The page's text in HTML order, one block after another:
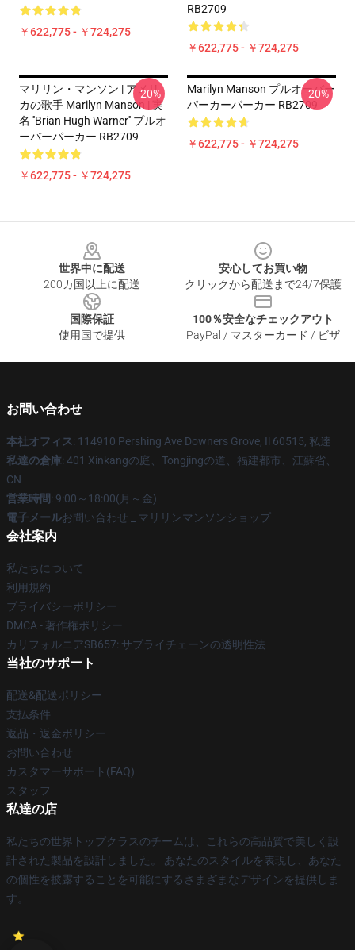
￥622,775 - ￥724,275
RB2709
￥622,775 - ￥724,275
マリリン・マンソン | アメリ
カの歌手 Marilyn Manson | 実
名 ''Brian Hugh Warner'' プルオ
ーバーパーカー RB2709
￥622,775 - ￥724,275
-20%
Marilyn Manson プルオーバー
パーカーパーカー RB2709
￥622,775 - ￥724,275
-20%
世界中に配送
200カ国以上に配送
安心してお買い物
クリックから配送まで24/7保護
国際保証
使用国で提供
100％安全なチェックアウト
PayPal / マスターカード / ビザ
お問い合わせ
本社オフィス: 114910 Pershing Ave Downers Grove, Il 60515, 私達
私達の倉庫: 401 Xinkangの庭、Tongjingの道、福建都市、江蘇省、
CN
営業時間: 9:00～18:00(月～金)
電子メールお問い合わせ _ マリリンマンソンショップ
会社案内
私たちについて
利用規約
プライバシーポリシー
DMCA - 著作権ポリシー
カリフォルニアSB657: サプライチェーンの透明性法
当社のサポート
配送&配送ポリシー
支払条件
返品・返金ポリシー
お問い合わせ
カスタマーサポート(FAQ)
スタッフ
私達の店
私たちの世界トップクラスのチームは、これらの高品質で美しく設
計された製品を設計しました。 あなたのスタイルを表現し、あなた
の個性を披露することを可能にするさまざまなデザインを提供しま
す。